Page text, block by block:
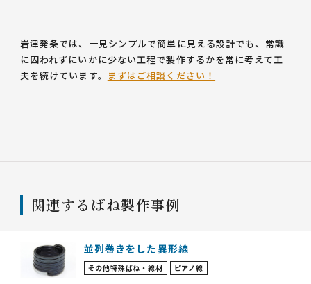
岩津発条では、一見シンプルで簡単に見える設計でも、常識
に囚われずにいかに少ない工程で製作するかを常に考えて工
夫を続けています。
まずはご相談ください！
関連するばね製作事例
並列巻きをした異形線
その他特殊ばね・線材 ピアノ線